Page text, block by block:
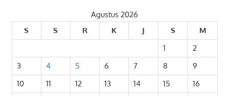
Agustus 2026
S
S R K J S
M
1
2
3
4 5 6 7 8
9
10
11 12 13 14 15
16